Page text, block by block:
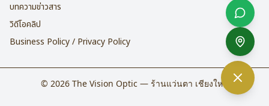
บทความข่าวสาร
วิดีโอคลิป
Business Policy / Privacy Policy
© 2026 The Vision Optic — ร้านแว่นตา เชียงใหม่